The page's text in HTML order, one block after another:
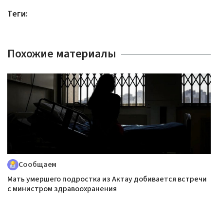
Теги:
Похожие материалы
Сообщаем
Мать умершего подростка из Актау добивается встречи
с министром здравоохранения